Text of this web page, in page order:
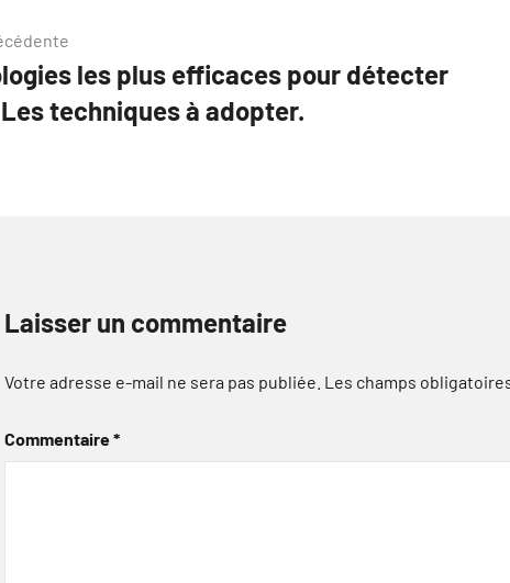
les plus efficaces pour détecter
techniques à adopter.
Laisser un commentaire
Votre adresse e-mail ne sera pas publiée. Les champs
Commentaire*